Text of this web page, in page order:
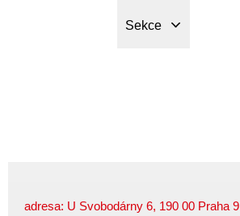
Sekce
adresa: U Svobodárny 6, 190 00 Praha 9